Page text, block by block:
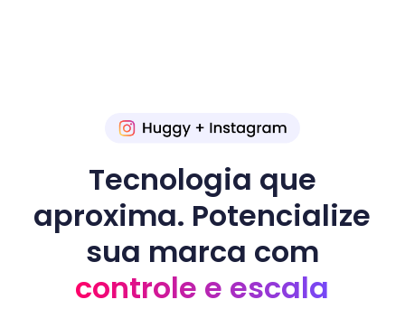
Tecnologia que
aproxima. Potencialize
sua marca com
controle e escala